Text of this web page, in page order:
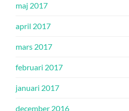
maj 2017
april 2017
mars 2017
februari 2017
januari 2017
december 2016